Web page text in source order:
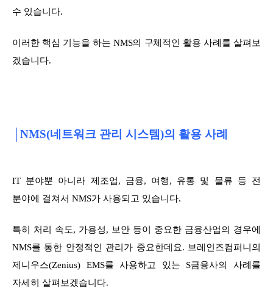
수 있습니다.
이러한 핵심 기능을 하는 NMS의 구체적인 활용 사례를 살펴보
겠습니다.
│NMS(네트워크 관리 시스템)의 활용 사례
IT 분야뿐 아니라 제조업, 금융, 여행, 유통 및 물류 등 전
분야에 걸쳐서 NMS가 사용되고 있습니다.
특히 처리 속도, 가용성, 보안 등이 중요한 금융산업의 경우에
NMS를 통한 안정적인 관리가 중요한데요. 브레인즈컴퍼니의
제니우스(Zenius) EMS를 사용하고 있는 S금융사의 사례를
자세히 살펴보겠습니다.